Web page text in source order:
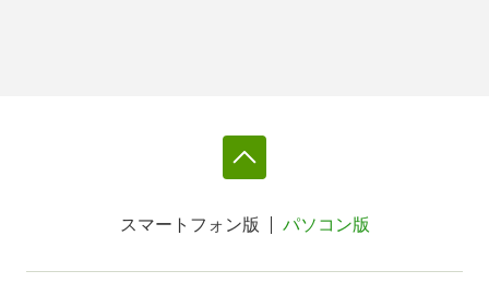
スマートフォン版 パソコン版